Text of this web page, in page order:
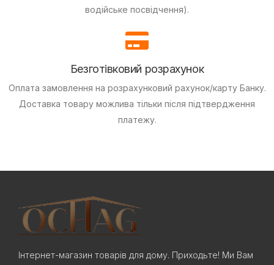
водійське посвідчення).
Безготівковий розрахунок
Оплата замовлення на розрахунковий рахунок/карту Банку.
Доставка товару можлива тільки після підтвердження
платежу.
Інтернет-магазин товарів для дому. Приходьте! Ми Вам